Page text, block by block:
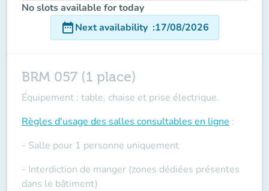
No slots available for today
date_rangeNext availability :17/08/2026
BRM 057 (1 place)
Équipement : table, chaise et prise électrique.
Règles d'usage des salles consultables en ligne :
- Salle pour 1 personne uniquement
- Interdiction de manger (zones dédiées présentes
dans le bâtiment)